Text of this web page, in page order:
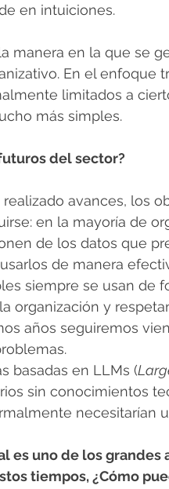
en intuiciones.
manera en la que se
En el enfoque
limitados a
más simples.
del sector?
avances, los
en la mayoría de
de los datos que
de manera
siempre se usan de
organización y
años seguiremos
basadas en LLMs (
sin conocimientos
necesitarían
es uno de los grandes
tiempos, ¿Cómo